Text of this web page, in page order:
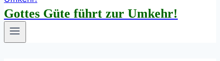
Gottes Güte führt zur Umkehr!